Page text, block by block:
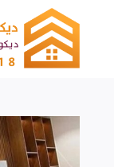
المحتوى